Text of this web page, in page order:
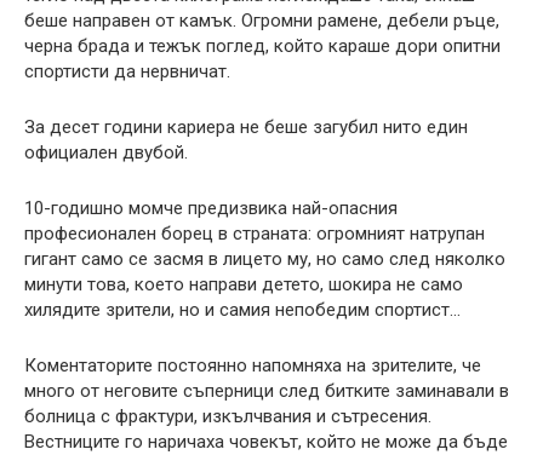
беше направен от камък. Огромни рамене, дебели ръце,
черна брада и тежък поглед, който караше дори опитни
спортисти да нервничат.
За десет години кариера не беше загубил нито един
официален двубой.
10-годишно момче предизвика най-опасния
професионален борец в страната: огромният натрупан
гигант само се засмя в лицето му, но само след няколко
минути това, което направи детето, шокира не само
хилядите зрители, но и самия непобедим спортист…
Коментаторите постоянно напомняха на зрителите, че
много от неговите съперници след битките заминавали в
болница с фрактури, изкълчвания и сътресения.
Вестниците го наричаха човекът, който не може да бъде